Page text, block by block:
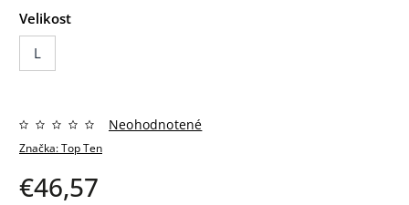
Velikost
L
Značka:Top Ten
Neohodnotené
€46,57